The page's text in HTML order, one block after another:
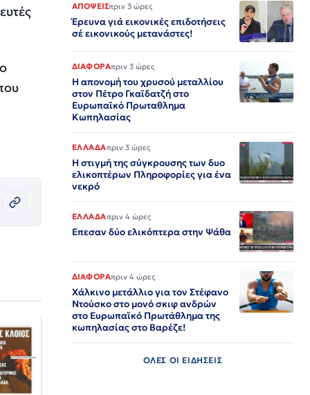
ΑΠΟΨΕΙΣπριν 3 ώρες
Έρευνα γιά εικονικές επιδοτήσεις
σέ εικονικούς μετανάστες!
ΔΙΑΦΟΡΑπριν 3 ώρες
Η απονομή του χρυσού μεταλλίου
στον Πέτρο Γκαϊδατζή στο
Ευρωπαϊκό Πρωταθλημα
Κωπηλασίας
ΕΛΛΑΔΑπριν 3 ώρες
Η στιγμή της σύγκρουσης των δυο
ελικοπτέρων Πληροφορίες για ένα
νεκρό
ΕΛΛΑΔΑπριν 4 ώρες
Επεσαν δύο ελικόπτερα στην Ψάθα
ΔΙΑΦΟΡΑπριν 4 ώρες
Χάλκινο μετάλλιο για τον Στέφανο
Ντούσκο στο μονό σκιφ ανδρών
στο Ευρωπαϊκό Πρωτάθλημα της
κωπηλασίας στο Βαρέζε!
ΟΛΕΣ ΟΙ ΕΙΔΗΣΕΙΣ